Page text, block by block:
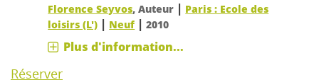
Florence Seyvos, Auteur | Paris : Ecole des
loisirs (L') | Neuf |2010
Plus d'information...
Réserver